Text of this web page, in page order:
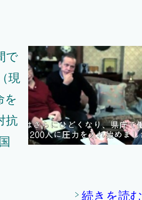
で
現
を
抗
続きを読む